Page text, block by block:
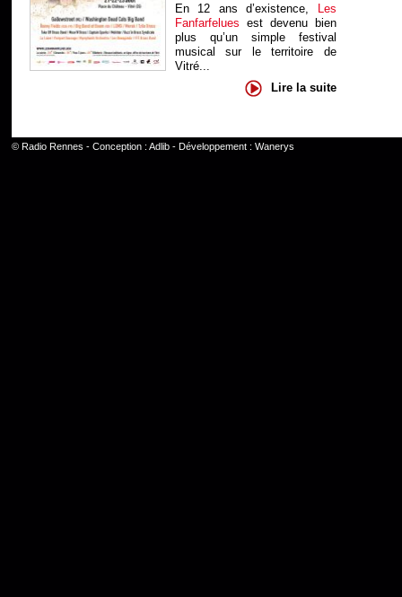
En 12 ans d’existence, Les
Fanfarfelues est devenu bien
plus qu’un simple festival
musical sur le territoire de
Vitré...
Lire la suite
© Radio Rennes - Conception : Adlib- Développement : Wanerys